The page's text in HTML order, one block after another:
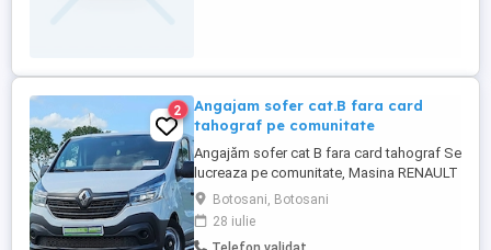
2
Angajam sofer cat.B fara card
tahograf pe comunitate
Angajăm sofer cat B fara card tahograf Se
lucreaza pe comunitate, Masina RENAULT
Traffic NOU,dotata pt
comunitate(pat,sirocou). Telefon servici (
și internet). Cautam colaborare pe termen
Botosani, Botosani
28 iulie